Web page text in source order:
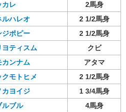
カレ
2馬身
ルハレオ
2 1/2馬身
ジポピー
2 1/2馬身
ヨティスム
クビ
カンナム
アタマ
クモトヒメ
2 1/2馬身
カヨイジ
1 3/4馬身
ルブル 4馬身